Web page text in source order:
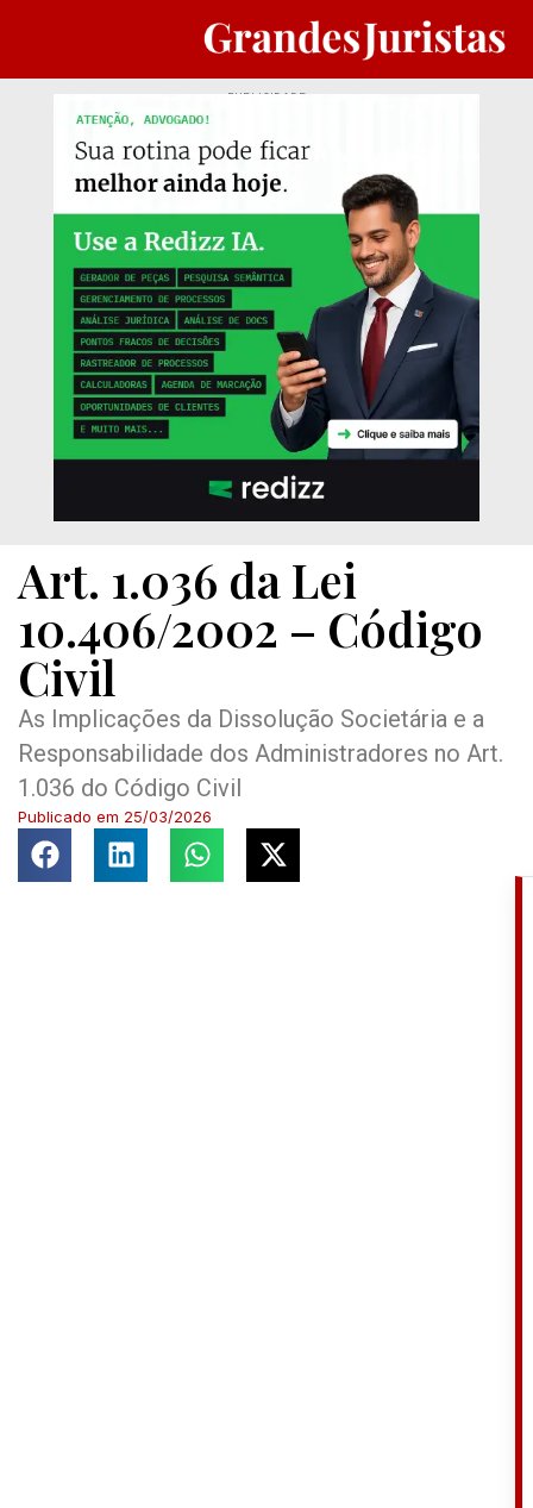
PUBLICIDADE
Art. 1.036 da Lei
10.406/2002 – Código
Civil
As Implicações da Dissolução Societária e a
Responsabilidade dos Administradores no Art.
1.036 do Código Civil
Publicado em 25/03/2026